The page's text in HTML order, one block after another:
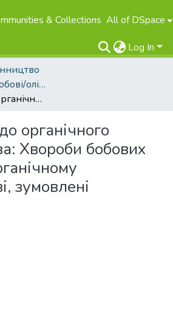
& Collections All of DSpace
Log In
Зернові/зернобобові/олійні
"Поради щодо органічного землеробства: Хвороби бобових культур в органічному землеробстві, зумовлені сівозміною"
органічного
Хвороби бобових
зумовлені